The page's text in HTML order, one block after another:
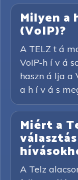
Milyen a
(VoIP)?
A TELZ t á
VoIP-h í v á
haszn á lja a
a h í v á s
Miért a
A Telz